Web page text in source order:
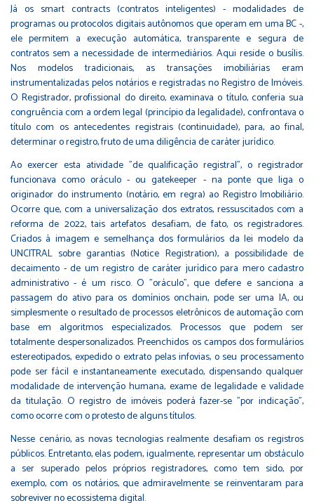
Já os smart contracts (contratos inteligentes) - modalidades de
programas ou protocolos digitais autônomos que operam em uma BC -,
ele permitem a execução automática, transparente e segura de
contratos sem a necessidade de intermediários. Aqui reside o busílis.
Nos modelos tradicionais, as transações imobiliárias eram
instrumentalizadas pelos notários e registradas no Registro de Imóveis.
O Registrador, profissional do direito, examinava o título, conferia sua
congruência com a ordem legal (princípio da legalidade), confrontava o
título com os antecedentes registrais (continuidade), para, ao final,
determinar o registro, fruto de uma diligência de caráter jurídico.
Ao exercer esta atividade "de qualificação registral", o registrador
funcionava como oráculo - ou gatekeeper - na ponte que liga o
originador do instrumento (notário, em regra) ao Registro Imobiliário.
Ocorre que, com a universalização dos extratos, ressuscitados com a
reforma de 2022, tais artefatos desafiam, de fato, os registradores.
Criados à imagem e semelhança dos formulários da lei modelo da
UNCITRAL sobre garantias (Notice Registration), a possibilidade de
decaimento - de um registro de caráter jurídico para mero cadastro
administrativo - é um risco. O "oráculo", que defere e sanciona a
passagem do ativo para os domínios onchain, pode ser uma IA, ou
simplesmente o resultado de processos eletrônicos de automação com
base em algoritmos especializados. Processos que podem ser
totalmente despersonalizados. Preenchidos os campos dos formulários
estereotipados, expedido o extrato pelas infovias, o seu processamento
pode ser fácil e instantaneamente executado, dispensando qualquer
modalidade de intervenção humana, exame de legalidade e validade
da titulação. O registro de imóveis poderá fazer-se "por indicação",
como ocorre com o protesto de alguns títulos.
Nesse cenário, as novas tecnologias realmente desafiam os registros
públicos. Entretanto, elas podem, igualmente, representar um obstáculo
a ser superado pelos próprios registradores, como tem sido, por
exemplo, com os notários, que admiravelmente se reinventaram para
sobreviver no ecossistema digital.